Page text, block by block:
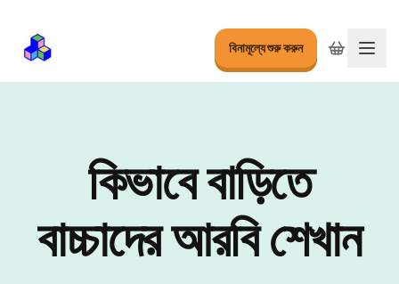
বিনামূল্যে শুরু করুন
মেনু
কিভাবে বাড়িতে
বাচ্চাদের আরবি শেখান